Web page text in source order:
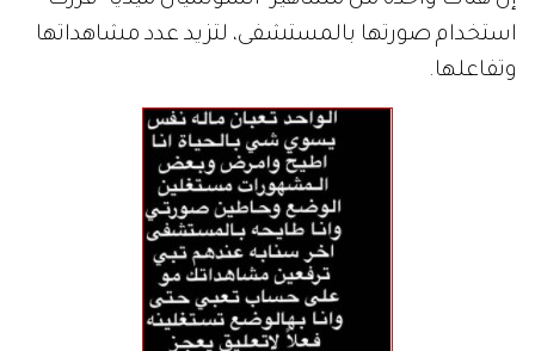
استخدام صورتها بالمستشفى، لتزيد عدد مشاهداتها
وتفاعلها.